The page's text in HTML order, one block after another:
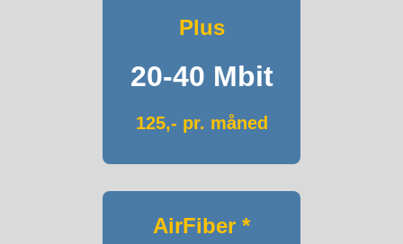
Plus
20-40 Mbit
125,- pr. måned
AirFiber *